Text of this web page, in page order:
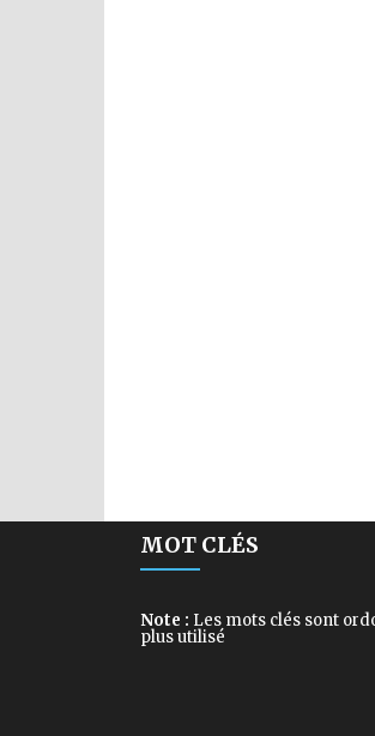
MOT CLÉS
Note : Les mots clés sont
plus utilisé